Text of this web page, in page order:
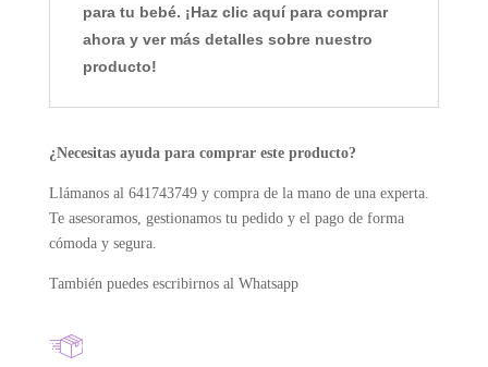
para tu bebé. ¡Haz clic aquí para comprar
ahora y ver más detalles sobre nuestro
producto!
¿Necesitas ayuda para comprar este producto?
Llámanos al 641743749 y compra de la mano de una experta.
Te asesoramos, gestionamos tu pedido y el pago de forma
cómoda y segura.
También puedes escribirnos al Whatsapp